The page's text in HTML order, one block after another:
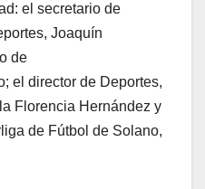
el secretario de
Joaquín
de
el director de Deportes,
Florencia Hernández y
de Fútbol de Solano,